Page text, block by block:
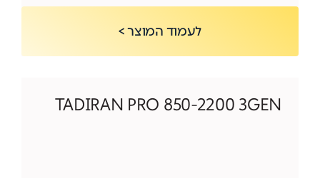
לעמוד המוצר >
TADIRAN PRO 850-2200 3GEN